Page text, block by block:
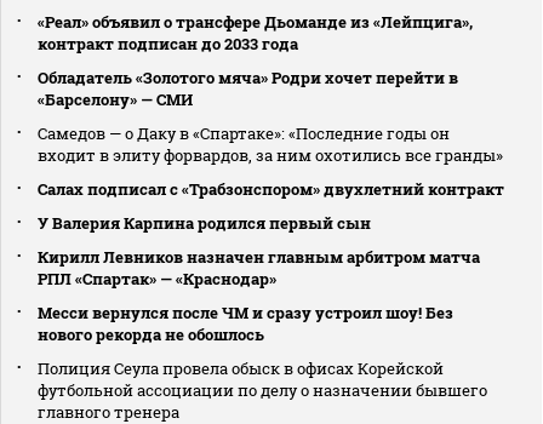
«Реал» объявил о трансфере Дьоманде из «Лейпцига»,
контракт подписан до 2033 года
Обладатель «Золотого мяча» Родри хочет перейти в
«Барселону» — СМИ
Самедов — о Даку в «Спартаке»: «Последние годы он
входит в элиту форвардов, за ним охотились все гранды»
Салах подписал с «Трабзонспором» двухлетний контракт
У Валерия Карпина родился первый сын
Кирилл Левников назначен главным арбитром матча
РПЛ «Спартак» — «Краснодар»
Месси вернулся после ЧМ и сразу устроил шоу! Без
нового рекорда не обошлось
Полиция Сеула провела обыск в офисах Корейской
футбольной ассоциации по делу о назначении бывшего
главного тренера